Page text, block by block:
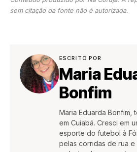
sem citação da fonte não é autorizada.
ESCRITO POR
Maria
Bonfim
Maria Eduarda Bonfim,
em Cuiabá. Cresci em
esporte do futebol à
pelas corridas de rua e